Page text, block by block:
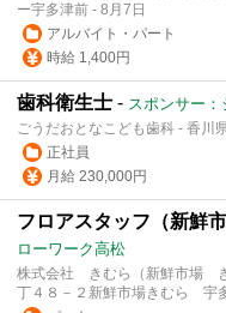
ー宇多津前 - 8月7日
アルバイト・パート
時給 1,400円
歯科衛生士 - スポンサー
ごうだおとなこども歯科 - 香川
正社員
月給 230,000円
フロアスタッフ（新鮮
ローワーク高松
株式会社 きむら（新鮮市場
丁４８－２新鮮市場きむら 宇